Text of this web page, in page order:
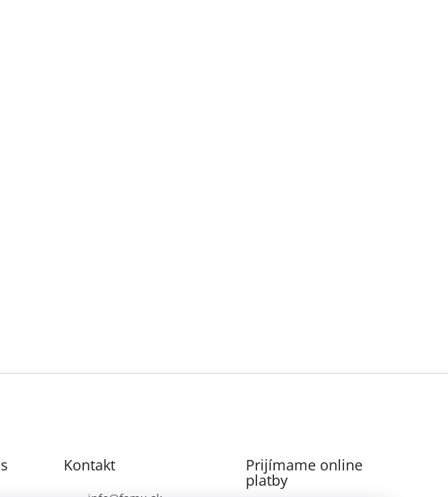
Kontakt Prijímame online
platby